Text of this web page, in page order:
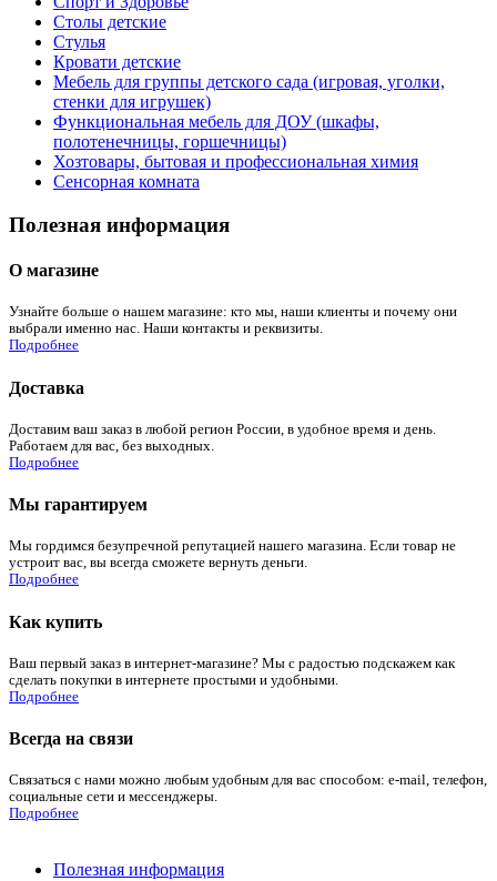
Столы детские
Стулья
Кровати детские
Мебель для группы детского сада (игровая, уголки,
стенки для игрушек)
Функциональная мебель для ДОУ (шкафы,
полотенечницы, горшечницы)
Хозтовары, бытовая и профессиональная химия
Сенсорная комната
Полезная информация
О магазине
Узнайте больше о нашем магазине: кто мы, наши клиенты и почему они
выбрали именно нас. Наши контакты и реквизиты.
Подробнее
Доставка
Доставим ваш заказ в любой регион России, в удобное время и день.
Работаем для вас, без выходных.
Подробнее
Мы гарантируем
Мы гордимся безупречной репутацией нашего магазина. Если товар не
устроит вас, вы всегда сможете вернуть деньги.
Подробнее
Как купить
Ваш первый заказ в интернет-магазине? Мы с радостью подскажем как
сделать покупки в интернете простыми и удобными.
Подробнее
Всегда на связи
Связаться с нами можно любым удобным для вас способом: e-mail, телефон,
социальные сети и мессенджеры.
Подробнее
Полезная информация